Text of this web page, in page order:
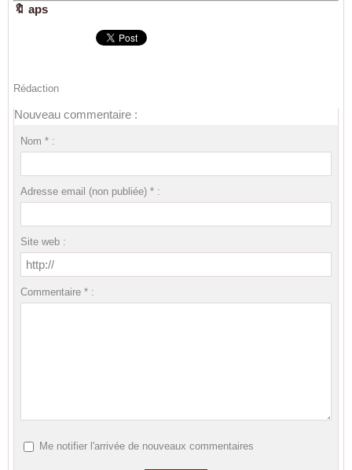
🔖 aps
Rédaction
Nouveau commentaire :
Nom * :
Adresse email (non publiée) * :
Site web :
Commentaire * :
Me notifier l'arrivée de nouveaux commentaires